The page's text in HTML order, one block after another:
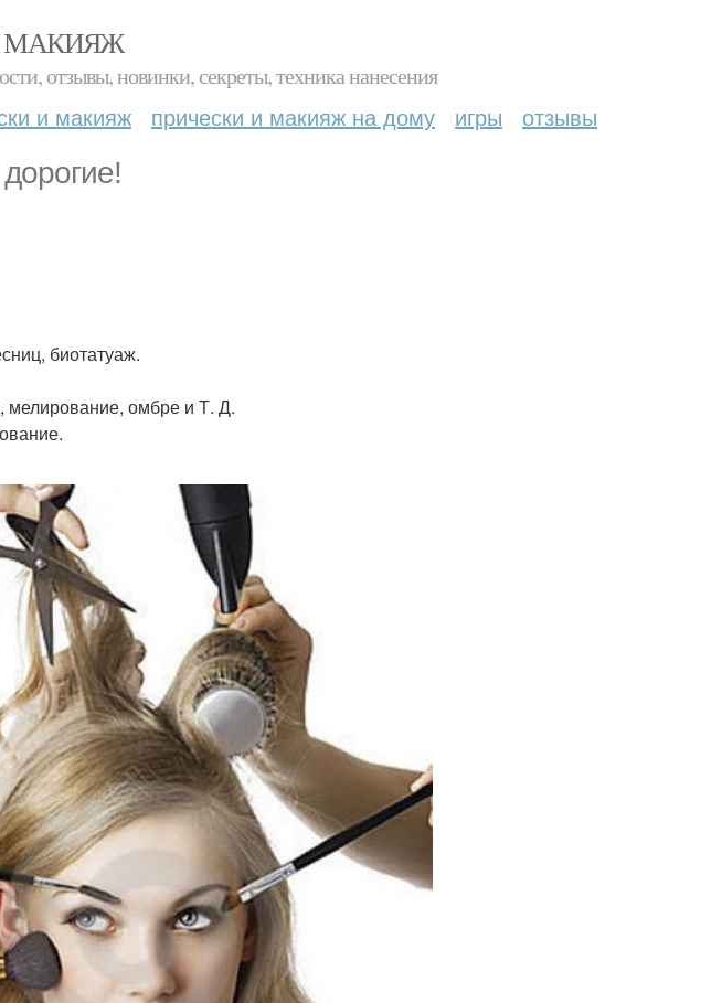
МАКИЯЖ
отзывы, новинки, секреты, техника нанесения
и макияж прически и макияж на дому игры отзывы
биотатуаж.
мелирование, омбре и Т. Д.